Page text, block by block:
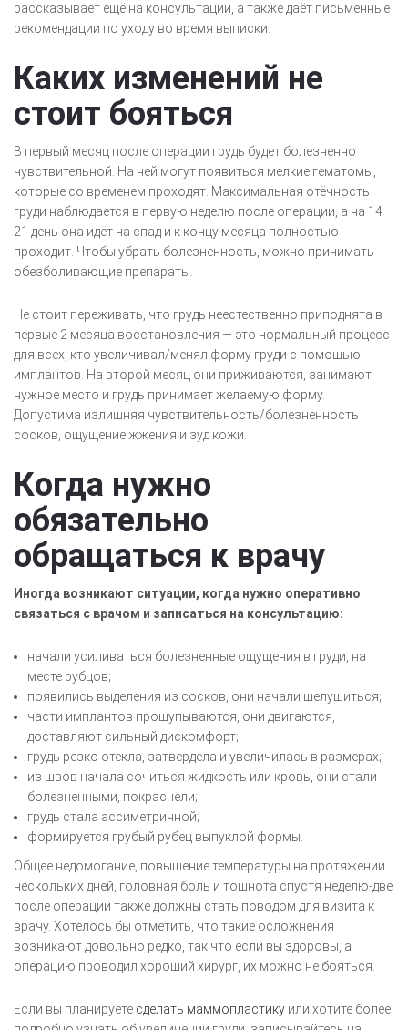
рассказывает ещё на консультации, а также даёт письменные
рекомендации по уходу во время выписки.
Каких изменений не
стоит бояться
В первый месяц после операции грудь будет болезненно
чувствительной. На ней могут появиться мелкие гематомы,
которые со временем проходят. Максимальная отёчность
груди наблюдается в первую неделю после операции, а на 14–
21 день она идёт на спад и к концу месяца полностью
проходит. Чтобы убрать болезненность, можно принимать
обезболивающие препараты.
Не стоит переживать, что грудь неестественно приподнята в
первые 2 месяца восстановления — это нормальный процесс
для всех, кто увеличивал/менял форму груди с помощью
имплантов. На второй месяц они приживаются, занимают
нужное место и грудь принимает желаемую форму.
Допустима излишняя чувствительность/болезненность
сосков, ощущение жжения и зуд кожи.
Когда нужно
обязательно
обращаться к врачу
Иногда возникают ситуации, когда нужно оперативно
связаться с врачом и записаться на консультацию:
начали усиливаться болезненные ощущения в груди, на
месте рубцов;
появились выделения из сосков, они начали шелушиться;
части имплантов прощупываются, они двигаются,
доставляют сильный дискомфорт;
грудь резко отекла, затвердела и увеличилась в размерах;
из швов начала сочиться жидкость или кровь, они стали
болезненными, покраснели;
грудь стала ассиметричной;
формируется грубый рубец выпуклой формы.
Общее недомогание, повышение температуры на протяжении
нескольких дней, головная боль и тошнота спустя неделю-две
после операции также должны стать поводом для визита к
врачу. Хотелось бы отметить, что такие осложнения
возникают довольно редко, так что если вы здоровы, а
операцию проводил хороший хирург, их можно не бояться.
Если вы планируете сделать маммопластику или хотите более